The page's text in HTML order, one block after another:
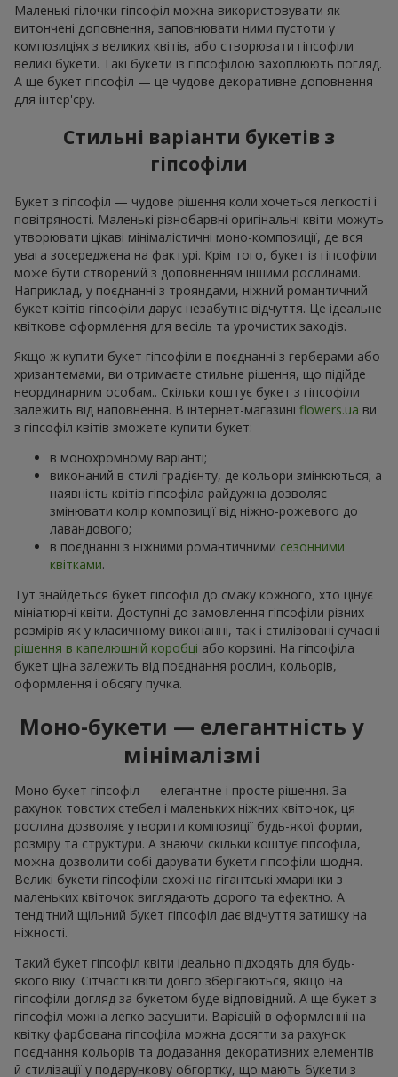
Маленькі гілочки гіпсофіл можна використовувати як
витончені доповнення, заповнювати ними пустоти у
композиціях з великих квітів, або створювати гіпсофіли
великі букети. Такі букети із гіпсофілою захоплюють погляд.
А ще букет гіпсофіл — це чудове декоративне доповнення
для інтер'єру.
Стильні варіанти букетів з
гіпсофіли
Букет з гіпсофіл — чудове рішення коли хочеться легкості і
повітряності. Маленькі різнобарвні оригінальні квіти можуть
утворювати цікаві мінімалістичні моно-композиції, де вся
увага зосереджена на фактурі. Крім того, букет із гіпсофіли
може бути створений з доповненням іншими рослинами.
Наприклад, у поєднанні з трояндами, ніжний романтичний
букет квітів гіпсофіли дарує незабутнє відчуття. Це ідеальне
квіткове оформлення для весіль та урочистих заходів.
Якщо ж купити букет гіпсофіли в поєднанні з герберами або
хризантемами, ви отримаєте стильне рішення, що підійде
неординарним особам.. Скільки коштує букет з гіпсофіли
залежить від наповнення. В інтернет-магазині flowers.ua ви
з гіпсофіл квітів зможете купити букет:
в монохромному варіанті;
виконаний в стилі градієнту, де кольори змінюються; а
наявність квітів гіпсофіла райдужна дозволяє
змінювати колір композиції від ніжно-рожевого до
лавандового;
в поєднанні з ніжними романтичними сезонними
квітками.
Тут знайдеться букет гіпсофіл до смаку кожного, хто цінує
мініатюрні квіти. Доступні до замовлення гіпсофіли різних
розмірів як у класичному виконанні, так і стилізовані сучасні
рішення в капелюшній коробці або корзині. На гіпсофіла
букет ціна залежить від поєднання рослин, кольорів,
оформлення і обсягу пучка.
Моно-букети — елегантність у
мінімалізмі
Моно букет гіпсофіл — елегантне і просте рішення. За
рахунок товстих стебел і маленьких ніжних квіточок, ця
рослина дозволяє утворити композиції будь-якої форми,
розміру та структури. А знаючи скільки коштує гіпсофіла,
можна дозволити собі дарувати букети гіпсофіли щодня.
Великі букети гіпсофіли схожі на гігантські хмаринки з
маленьких квіточок виглядають дорого та ефектно. А
тендітний щільний букет гіпсофіл дає відчуття затишку на
ніжності.
Такий букет гіпсофіл квіти ідеально підходять для будь-
якого віку. Сітчасті квіти довго зберігаються, якщо на
гіпсофіли догляд за букетом буде відповідний. А ще букет з
гіпсофіл можна легко засушити. Варіацій в оформленні на
квітку фарбована гіпсофіла можна досягти за рахунок
поєднання кольорів та додавання декоративних елементів
й стилізації у подарункову обгортку, що мають букети з